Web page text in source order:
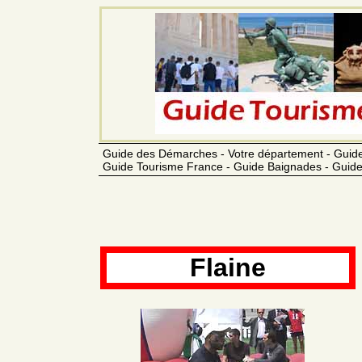
Guide des Démarches - Votre département -
Guide Tourisme France - Guide Baignades -
Flaine